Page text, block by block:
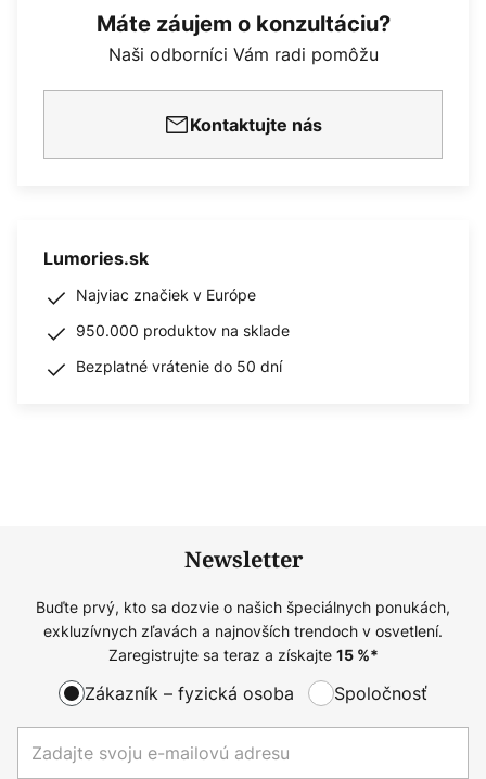
Máte záujem o konzultáciu?
Naši odborníci Vám radi pomôžu
Kontaktujte nás
Lumories.sk
Najviac značiek v Európe
950.000 produktov na sklade
Bezplatné vrátenie do 50 dní
Newsletter
Buďte prvý, kto sa dozvie o našich špeciálnych ponukách,
exkluzívnych zľavách a najnovších trendoch v osvetlení.
Zaregistrujte sa teraz a získajte 15%*
Zákazník – fyzická osoba Spoločnosť